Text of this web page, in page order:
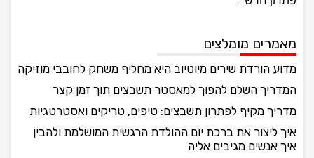
מאמרים מומלצים
מדוע הורדת שירים מיוטיוב היא מחליף משחק לחובבי מוזיקה
המדריך השלם להפוך למאסטר תשבצים תוך זמן קצר
מדריך מקיף לפתרון תשבצים: טיפים, טריקים ואסטרטגיות
איך ליצור את ברכת יום ההולדת הרגשית המושלמת ולהבין
איך אנשים מגיבים אליה